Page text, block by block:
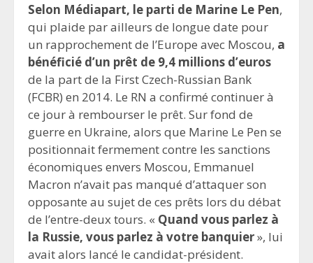
Selon Médiapart, le parti de Marine Le Pen,
qui plaide par ailleurs de longue date pour
un rapprochement de l’Europe avec Moscou, a
bénéficié d’un prêt de 9,4 millions d’euros
de la part de la First Czech-Russian Bank
(FCBR) en 2014. Le RN a confirmé continuer à
ce jour à rembourser le prêt. Sur fond de
guerre en Ukraine, alors que Marine Le Pen se
positionnait fermement contre les sanctions
économiques envers Moscou, Emmanuel
Macron n’avait pas manqué d’attaquer son
opposante au sujet de ces prêts lors du débat
de l’entre-deux tours. « Quand vous parlez à
la Russie, vous parlez à votre banquier», lui
avait alors lancé le candidat-président.